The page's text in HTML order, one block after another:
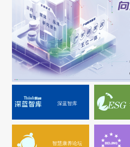
深蓝智库
智慧康养论坛